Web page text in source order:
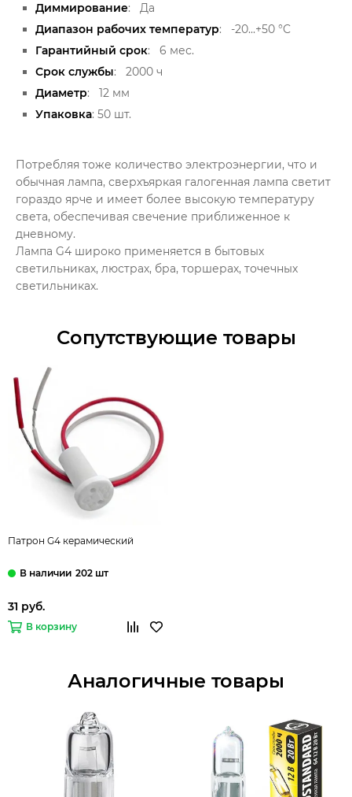
Диммирование:
Да
Диапазон рабочих температур:
-20...+50 °C
Гарантийный срок:
6 мес.
Срок службы:
2000 ч
Диаметр:
12 мм
Упаковка: 50 шт.
Потребляя тоже количество электроэнергии, что и
обычная лампа, сверхъяркая галогенная лампа светит
гораздо ярче и имеет более высокую температуру
света, обеспечивая свечение приближенное к
дневному.
Лампа G4 широко применяется в бытовых
светильниках, люстрах, бра, торшерах, точечных
светильниках.
Сопутствующие товары
Патрон G4 керамический
202 шт
31 руб.
В корзину
Аналогичные товары